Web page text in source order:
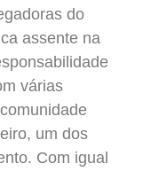
do
assente na
várias
um dos
Com igual